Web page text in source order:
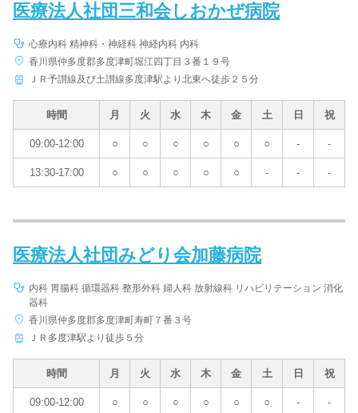
病名 / 診療科目
条件を変更する
医療法人社団三和会しおかぜ病院
心療内科 精神科・神経科 神経内科 内科
香川県仲多度郡多度津町堀江四丁目３番１９号
ＪＲ予讃線及び土讃線多度津駅より北東へ徒歩２５分
時間 月 火 水 木 金 土 日 祝
09:00-12:00 ○ ○ ○ ○ ○ ○ - -
13:30-17:00 ○ ○ ○ ○ ○ - - -
医療法人社団みどり会加藤病院
内科 胃腸科 循環器科 整形外科 婦人科 放射線科 リハビリテーション 消化
器科
香川県仲多度郡多度津町寿町７番３号
ＪＲ多度津駅より徒歩５分
時間 月 火 水 木 金 土 日 祝
09:00-12:00 ○ ○ ○ ○ ○ ○ - -